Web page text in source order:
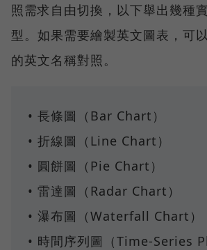
照需求自由切換，以下舉出幾種
型。如果需要繪製英文圖表，可
的英文名稱對照。
• 長條圖（Bar Chart）
• 折線圖（Line Chart）
• 圓餅圖（Pie Chart）
• 雷達圖（Radar Chart）
• 瀑布圖（Waterfall Chart）
• 時間序列圖（Time-Series